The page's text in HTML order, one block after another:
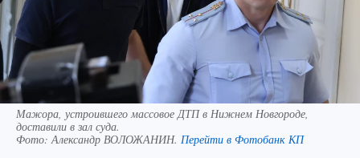
Мажора, устроившего массовое ДТП в Нижнем Новгороде,
доставили в зал суда.
Фото: Александр ВОЛОЖАНИН. Перейти в Фотобанк КП